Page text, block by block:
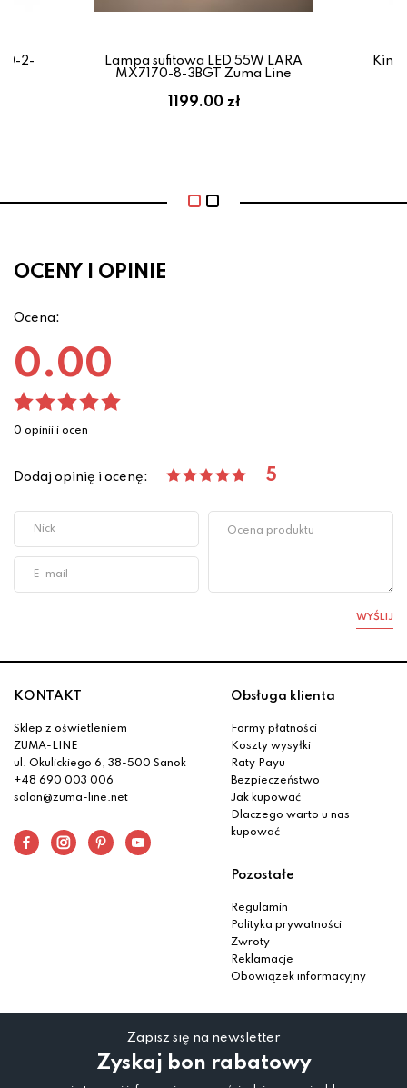
2-
Lampa sufitowa LED 55W LARA
MX7170-8-3BGT Zuma Line
1199.00 zł
OCENY I OPINIE
Ocena:
0.00
0 opinii i ocen
Dodaj opinię i ocenę: 5
WYŚLIJ
KONTAKT
Sklep z oświetleniem
ZUMA-LINE
ul. Okulickiego 6, 38-500 Sanok
+48 690 003 006
salon@zuma-line.net
Obsługa klienta
Formy płatności
Koszty wysyłki
Raty Payu
Bezpieczeństwo
Jak kupować
Dlaczego warto u nas
kupować
Pozostałe
Regulamin
Polityka prywatności
Zwroty
Reklamacje
Obowiązek informacyjny
Zapisz się na newsletter
Zyskaj bon rabatowy